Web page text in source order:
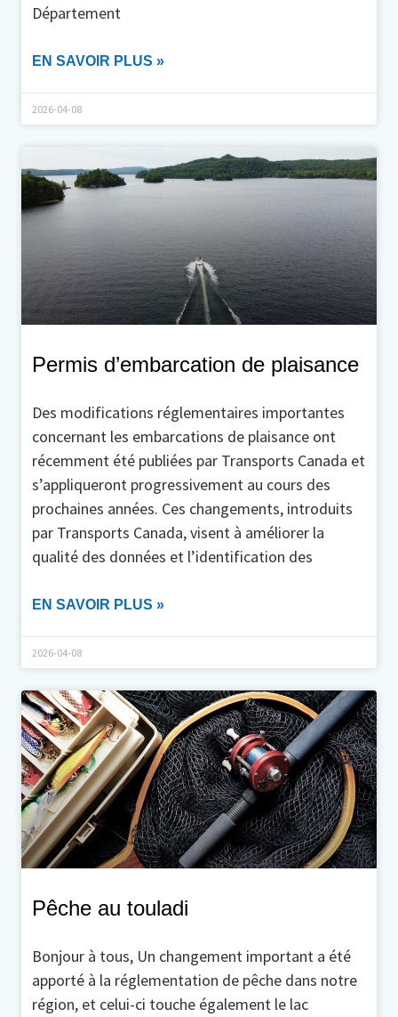
Département
EN SAVOIR PLUS »
2026-04-08
Permis d’embarcation de plaisance
Des modifications réglementaires importantes
concernant les embarcations de plaisance ont
récemment été publiées par Transports Canada et
s’appliqueront progressivement au cours des
prochaines années. Ces changements, introduits
par Transports Canada, visent à améliorer la
qualité des données et l’identification des
EN SAVOIR PLUS »
2026-04-08
Pêche au touladi
Bonjour à tous, Un changement important a été
apporté à la réglementation de pêche dans notre
région, et celui-ci touche également le lac